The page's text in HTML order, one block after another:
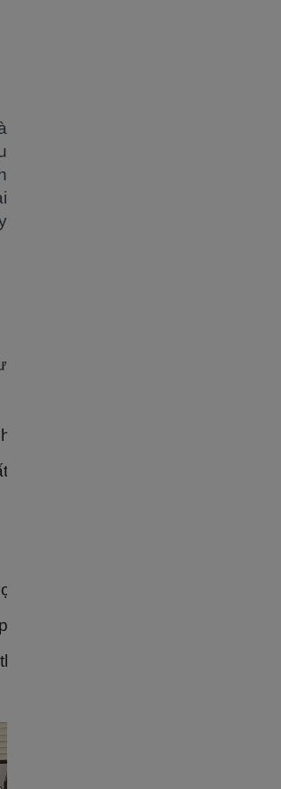
nhánh
vào thương hiệu lớn ấy
sự chăm sóc tận tình và minh
nhóm bởi các chia sẻ này
hiệu rõ ràng, không báo